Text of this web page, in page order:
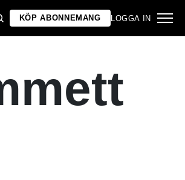
KÖP ABONNEMANG LOGGA IN